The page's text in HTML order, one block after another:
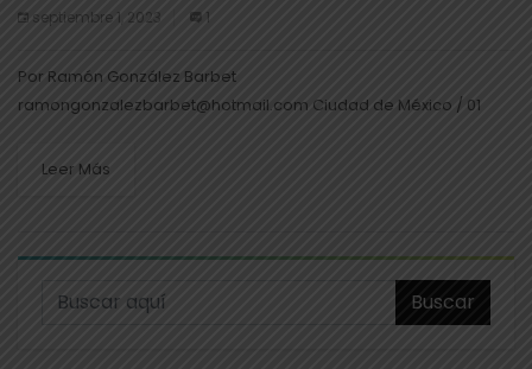
septiembre 1, 2023 1
Por Ramón González Barbet
ramongonzalezbarbet@hotmail.com Ciudad de México / 01
para buscar la Presidencia de la Federación Mexicana de
Leer Más
Buscar